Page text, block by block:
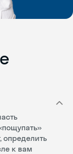
определить
к вам